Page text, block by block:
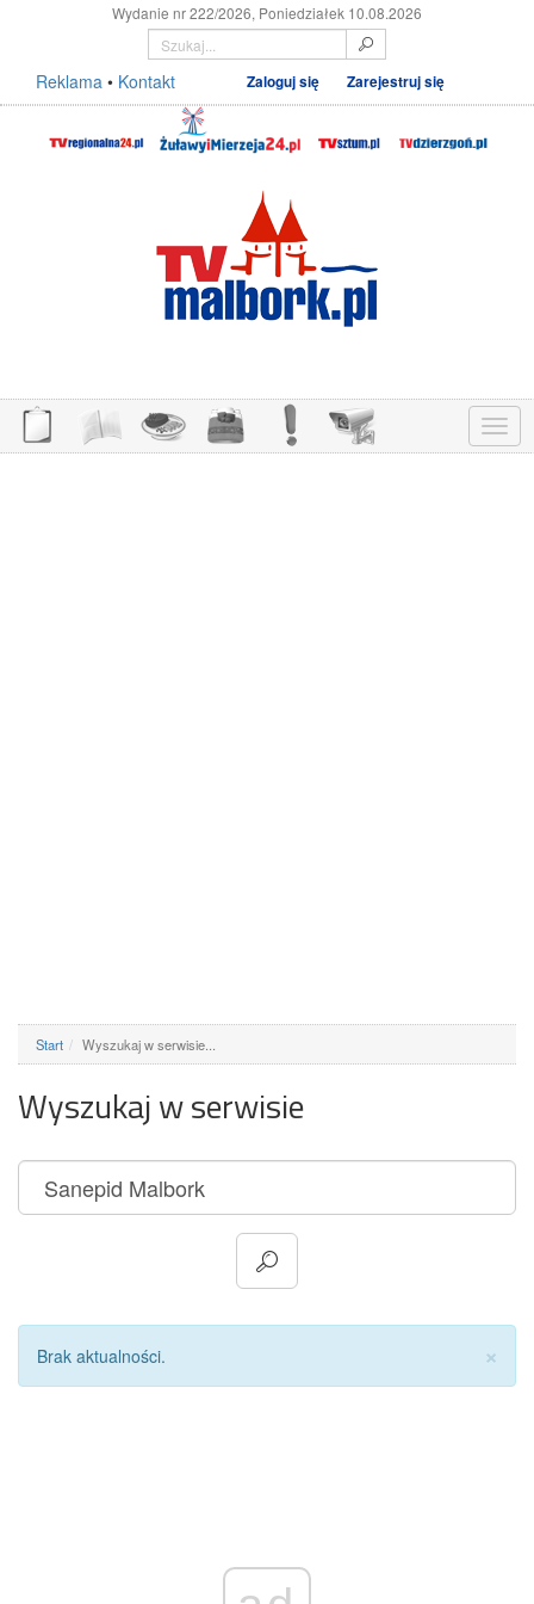
Wydanie nr 222/2026, Poniedziałek 10.08.2026
Reklama • Kontakt Zaloguj się Zarejestruj się
Menu
Start Wyszukaj w serwisie...
Wyszukaj w serwisie
×
Brak aktualności.